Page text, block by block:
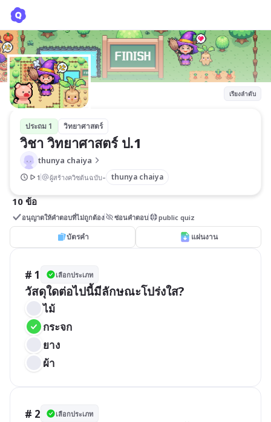
เรียงลำดับ
ประถม 1 วิทยาศาสตร์
วิชา วิทยาศาสตร์ ป.1
thunya chaiya
1 ผู้สร้างควิซต้นฉบับ- thunya chaiya
10 ข้อ
อนุญาตให้คำตอบที่ไม่ถูกต้อง ซ่อนคำตอบ public quiz
บัตรคำ แผ่นงาน
# 1 เลือกประเภท
วัสดุใดต่อไปนี้มีลักษณะโปร่งใส?
ไม้
กระจก
ยาง
ผ้า
# 2 เลือกประเภท